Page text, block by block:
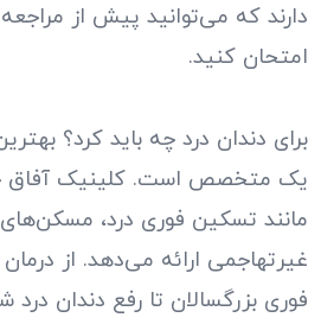
دارند که می‌توانید پیش از
امتحان کنید.
برای دندان درد چه باید کرد؟
یک متخصص است. کلینیک آفاق
مانند تسکین فوری درد،
غیرتهاجمی ارائه می‌دهد. از
فوری بزرگسالان تا رفع دندان درد